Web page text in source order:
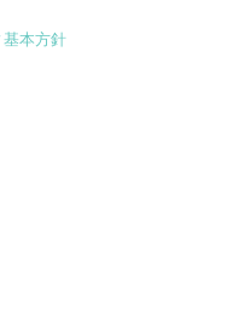
基本方針